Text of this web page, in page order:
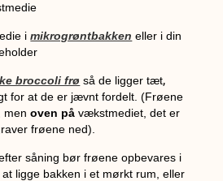
imikrogrøntbakken eller i din
broccoli frø så de ligger tæt,
for at de er jævnt fordelt. (Frøene
menoven på vækstmediet, det er
frøene ned).
såning bør frøene opbevares i
ligge bakken i et mørkt rum, eller